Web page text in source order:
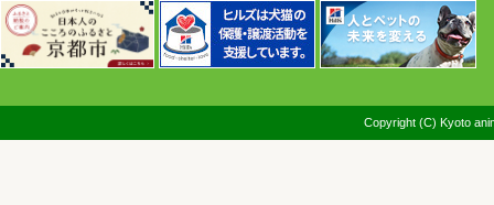
Copyright (C) Kyoto